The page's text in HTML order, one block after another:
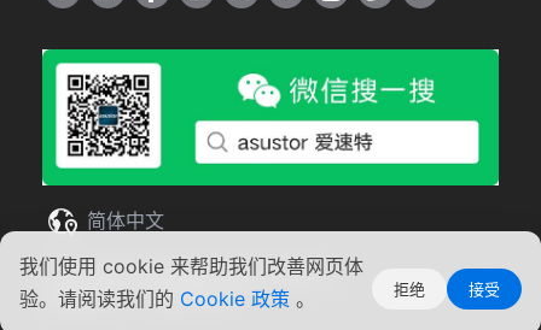
我们使用 cookie 来帮助我们改善网页体
验。请阅读我们的 Cookie 政策 。 拒绝 接受
简体中文
Copyright ©2026 ASUSTOR Inc.
使用条款 | 隐私声明